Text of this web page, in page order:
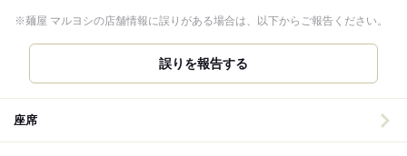
※麺屋 マルヨシの店舗情報に誤りがある場合は、以下からご報告ください。
誤りを報告する
座席